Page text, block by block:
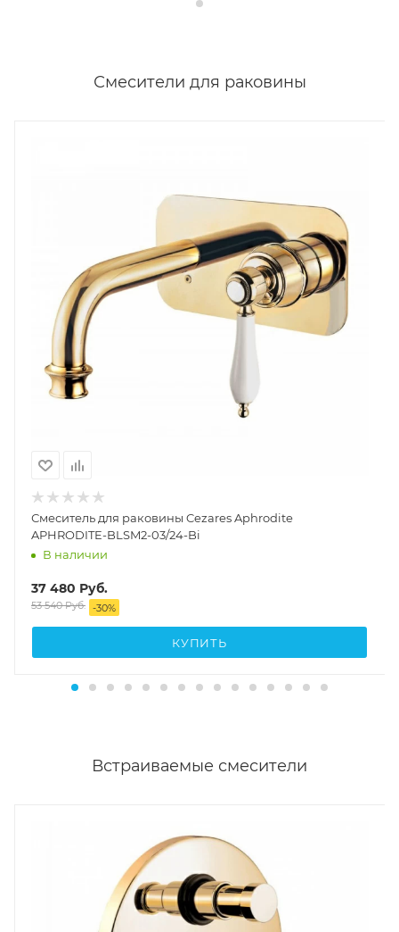
Смесители для раковины
Смеситель для раковины Cezares Aphrodite
APHRODITE-BLSM2-03/24-Bi
В наличии
37 480 Руб.
53 540Руб. -30%
КУПИТЬ
Встраиваемые смесители